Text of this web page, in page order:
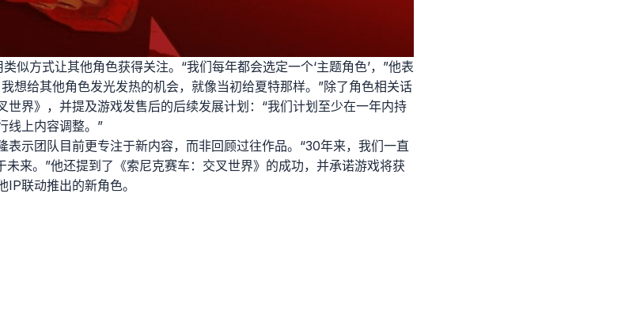
似方式让其他角色获得关注。“我们每年都会选定一个‘主题角色’，”他表
想给其他角色发光发热的机会，就像当初给夏特那样。”除了角色相关话
世界》，并提及游戏发售后的后续发展计划：“我们计划至少在一年内持
线上内容调整。”
表示团队目前更专注于新内容，而非回顾过往作品。“30年来，我们一直
未来。”他还提到了《索尼克赛车：交叉世界》的成功，并承诺游戏将获
联动推出的新角色。